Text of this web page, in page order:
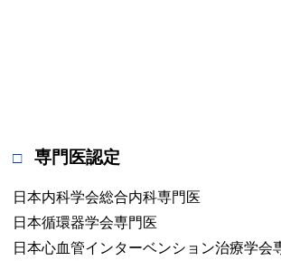
専門医認定
日本内科学会総合内科専門医
日本循環器学会専門医
日本心血管インターベンション治療学会